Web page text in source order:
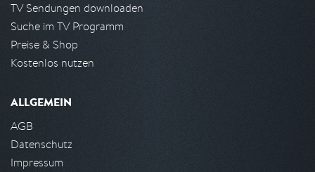
TV Sendungen downloaden
Suche im TV Programm
Preise & Shop
Kostenlos nutzen
ALLGEMEIN
AGB
Datenschutz
Impressum